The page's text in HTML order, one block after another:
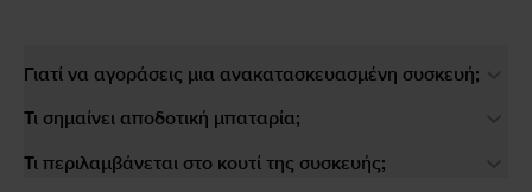
Γιατί να αγοράσεις μια ανακατασκευασμένη συσκευή;
Τι σημαίνει αποδοτική μπαταρία;
Τι περιλαμβάνεται στο κουτί της συσκευής;